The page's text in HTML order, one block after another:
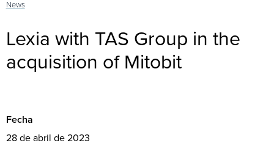
News
Lexia with TAS Group in the
acquisition of Mitobit
Fecha
28 de abril de 2023